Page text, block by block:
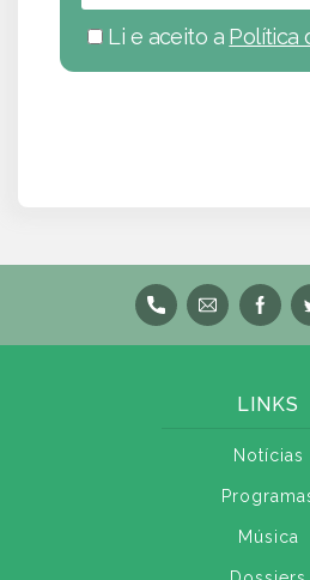
Li e aceito a Política
LINKS
Notícias
Música